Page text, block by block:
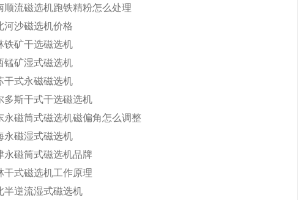
顺流磁选机跑铁精粉怎么处理
河沙磁选机价格
铁矿干选磁选机
锰矿湿式磁选机
干式永磁磁选机
多斯干式干选磁选机
永磁筒式磁选机磁偏角怎么调整
永磁湿式磁选机
永磁筒式磁选机品牌
干式磁选机工作原理
半逆流湿式磁选机